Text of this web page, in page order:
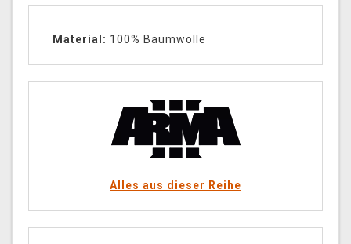
Material: 100% Baumwolle
Alles aus dieser Reihe